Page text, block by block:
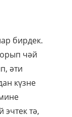
бирдек.
чәй
әти
күзне
тә,